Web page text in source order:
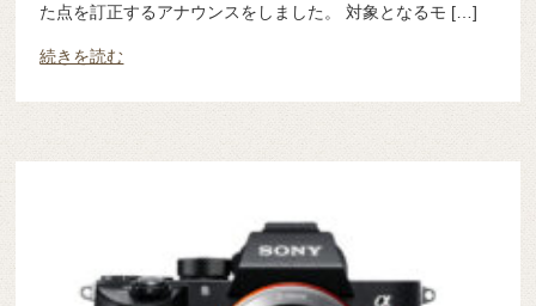
た点を訂正するアナウンスをしました。 対象となるモ […]
続きを読む